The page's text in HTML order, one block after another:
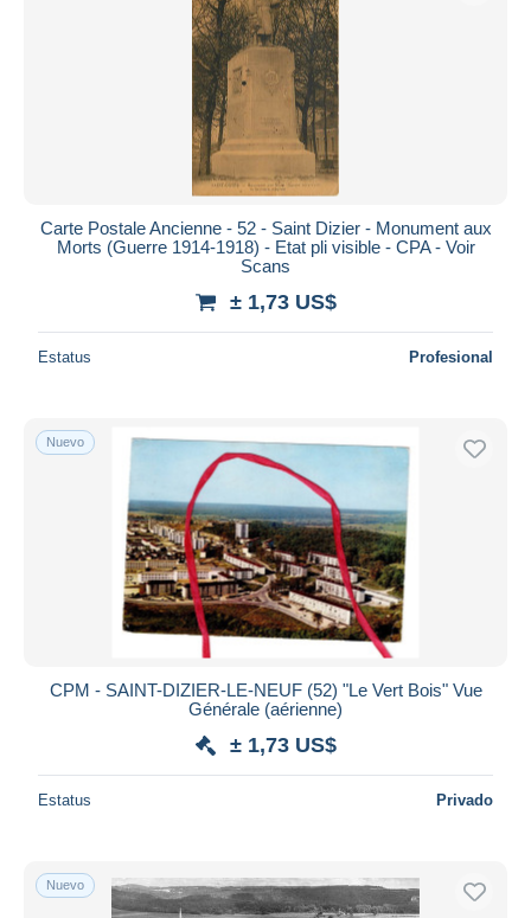
Carte Postale Ancienne - 52 - Saint Dizier - Monument aux
Morts (Guerre 1914-1918) - Etat pli visible - CPA - Voir
Scans
± 1,73 US$
Estatus Profesional
Nuevo
CPM - SAINT-DIZIER-LE-NEUF (52) "Le Vert Bois" Vue
Générale (aérienne)
± 1,73 US$
Estatus Privado
Nuevo